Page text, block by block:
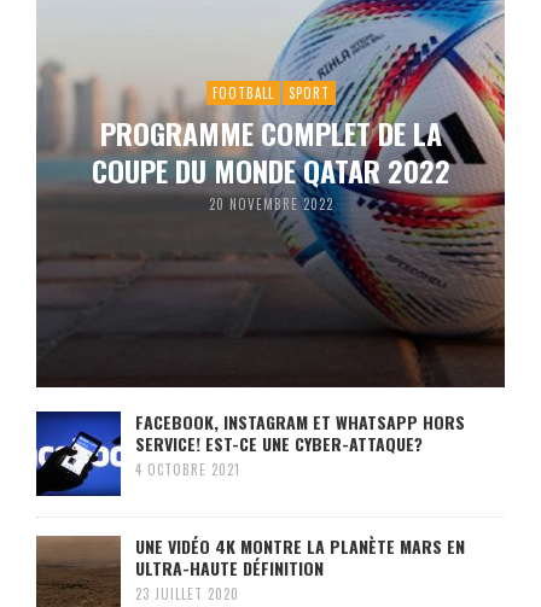
FOOTBALL SPORT
PROGRAMME COMPLET DE LA
COUPE DU MONDE QATAR 2022
20 NOVEMBRE 2022
FACEBOOK, INSTAGRAM ET WHATSAPP HORS
SERVICE! EST-CE UNE CYBER-ATTAQUE?
4 OCTOBRE 2021
UNE VIDÉO 4K MONTRE LA PLANÈTE MARS EN
ULTRA-HAUTE DÉFINITION
23 JUILLET 2020